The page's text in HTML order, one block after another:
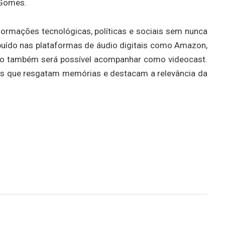
tecnológicas, políticas e sociais sem nunca
nas plataformas de áudio digitais como Amazon,
também será possível acompanhar como videocast.
que resgatam memórias e destacam a relevância da